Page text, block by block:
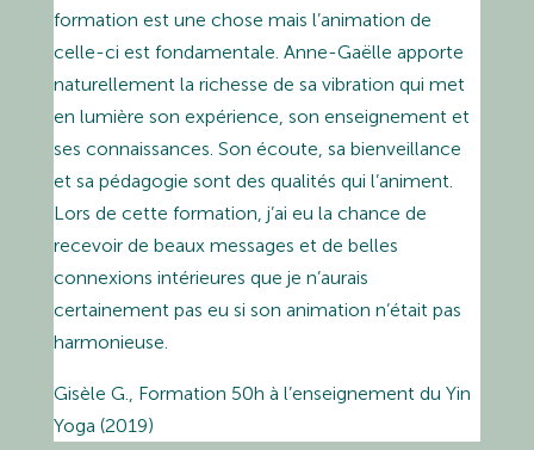
formation est une chose mais l’animation de
celle-ci est fondamentale. Anne-Gaëlle apporte
naturellement la richesse de sa vibration qui met
en lumière son expérience, son enseignement et
ses connaissances. Son écoute, sa bienveillance
et sa pédagogie sont des qualités qui l’animent.
Lors de cette formation, j’ai eu la chance de
recevoir de beaux messages et de belles
connexions intérieures que je n’aurais
certainement pas eu si son animation n’était pas
harmonieuse.
Gisèle G., Formation 50h à l’enseignement du Yin
Yoga (2019)